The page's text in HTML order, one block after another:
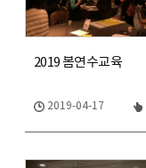
2019 봄연수교육
2019-04-17